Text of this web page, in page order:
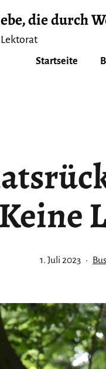
die durch
Lektorat
Startseite
Keine
Veröffentlicht
1. Juli 2023